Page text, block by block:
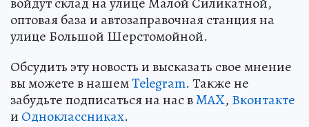
оптовая база и автозаправочная станция на
улице Большой Шерстомойной.
Обсудить эту новость и высказать свое мнение
вы можете в нашемTelegram. Также не
забудьте подписаться на нас вMAX, Вконтакте
и Одноклассниках.